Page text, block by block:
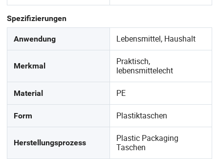
Spezifizierungen
Anwendung Lebensmittel, Haushalt
Merkmal
Praktisch,
lebensmittelecht
Material PE
Form Plastiktaschen
Herstellungsprozess
Plastic Packaging
Taschen